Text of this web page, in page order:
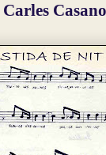
Carles